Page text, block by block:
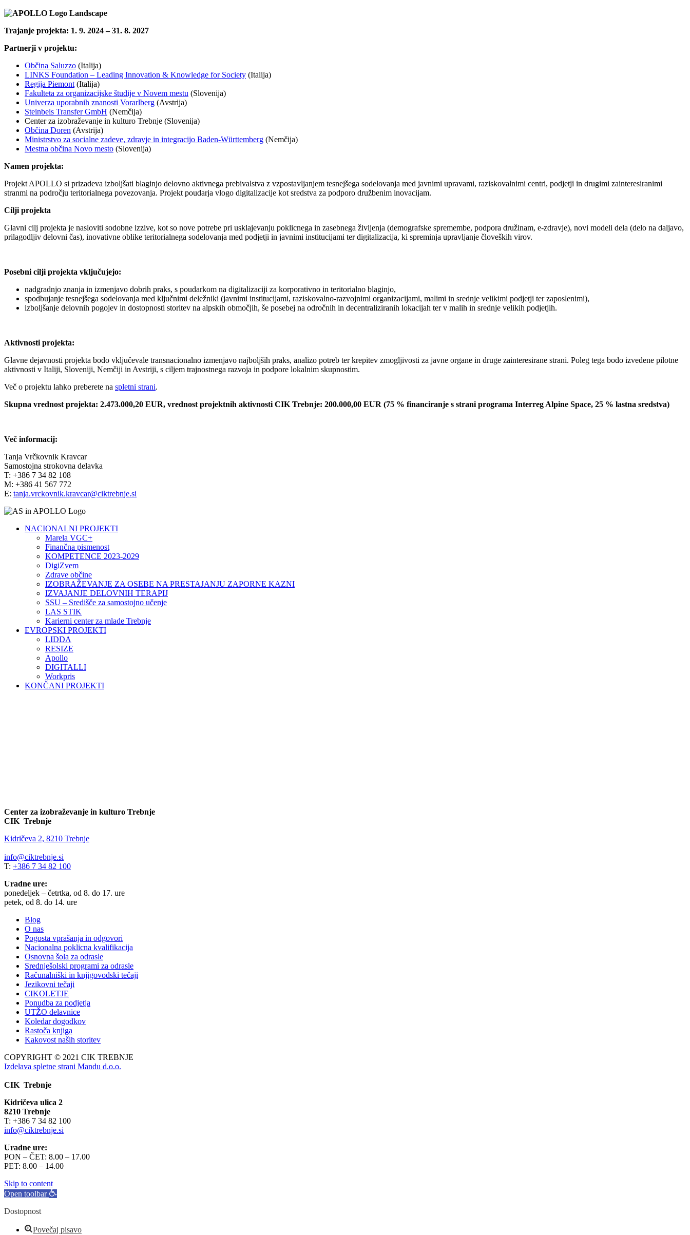
Trajanje projekta: 1. 9. 2024 – 31. 8. 2027
Partnerji v projektu:
Občina Saluzzo (Italija)
LINKS Foundation – Leading Innovation & Knowledge for Society (Italija)
Regija Piemont (Italija)
Fakulteta za organizacijske študije v Novem mestu (Slovenija)
Univerza uporabnih znanosti Vorarlberg (Avstrija)
Steinbeis Transfer GmbH (Nemčija)
Center za izobraževanje in kulturo Trebnje (Slovenija)
Občina Doren (Avstrija)
Ministrstvo za socialne zadeve, zdravje in integracijo Baden-Württemberg (Nemčija)
Mestna občina Novo mesto (Slovenija)
Namen projekta:
Projekt APOLLO si prizadeva izboljšati blaginjo delovno aktivnega prebivalstva z vzpostavljanjem tesnejšega sodelovanja med javnimi upravami, raziskovalnimi centri, podjetji in drugimi zainteresiranimi
stranmi na področju teritorialnega povezovanja. Projekt poudarja vlogo digitalizacije kot sredstva za podporo družbenim inovacijam.
Cilji projekta
Glavni cilj projekta je nasloviti sodobne izzive, kot so nove potrebe pri usklajevanju poklicnega in zasebnega življenja (demografske spremembe, podpora družinam, e-zdravje), novi modeli dela (delo na daljavo,
prilagodljiv delovni čas), inovativne oblike teritorialnega sodelovanja med podjetji in javnimi institucijami ter digitalizacija, ki spreminja upravljanje človeških virov.
Posebni cilji projekta vključujejo:
nadgradnjo znanja in izmenjavo dobrih praks, s poudarkom na digitalizaciji za korporativno in teritorialno blaginjo,
spodbujanje tesnejšega sodelovanja med ključnimi deležniki (javnimi institucijami, raziskovalno-razvojnimi organizacijami, malimi in srednje velikimi podjetji ter zaposlenimi),
izboljšanje delovnih pogojev in dostopnosti storitev na alpskih območjih, še posebej na odročnih in decentraliziranih lokacijah ter v malih in srednje velikih podjetjih.
Aktivnosti projekta:
Glavne dejavnosti projekta bodo vključevale transnacionalno izmenjavo najboljših praks, analizo potreb ter krepitev zmogljivosti za javne organe in druge zainteresirane strani. Poleg tega bodo izvedene pilotne
aktivnosti v Italiji, Sloveniji, Nemčiji in Avstriji, s ciljem trajnostnega razvoja in podpore lokalnim skupnostim.
Več o projektu lahko preberete na spletni strani.
Skupna vrednost projekta: 2.473.000,20 EUR, vrednost projektnih aktivnosti CIK Trebnje: 200.000,00 EUR (75 % financiranje s strani programa Interreg Alpine Space, 25 % lastna sredstva)
Več informacij:
Tanja Vrčkovnik Kravcar
Samostojna strokovna delavka
T: +386 7 34 82 108
M: +386 41 567 772
E: tanja.vrckovnik.kravcar@ciktrebnje.si
NACIONALNI PROJEKTI
Marela VGC+
Finančna pismenost
KOMPETENCE 2023-2029
DigiZvem
Zdrave občine
IZOBRAŽEVANJE ZA OSEBE NA PRESTAJANJU ZAPORNE KAZNI
IZVAJANJE DELOVNIH TERAPIJ
SSU – Središče za samostojno učenje
LAS STIK
Karierni center za mlade Trebnje
EVROPSKI PROJEKTI
LIDDA
RESIZE
Apollo
DIGITALLI
Workpris
KONČANI PROJEKTI
Center za izobraževanje in kulturo Trebnje
CIK Trebnje
Kidričeva 2, 8210 Trebnje
info@ciktrebnje.si
T: +386 7 34 82 100
Uradne ure:
ponedeljek – četrtka, od 8. do 17. ure
petek, od 8. do 14. ure
Blog
O nas
Pogosta vprašanja in odgovori
Nacionalna poklicna kvalifikacija
Osnovna šola za odrasle
Srednješolski programi za odrasle
Računalniški in knjigovodski tečaji
Jezikovni tečaji
CIKOLETJE
Ponudba za podjetja
UTŽO delavnice
Koledar dogodkov
Rastoča knjiga
Kakovost naših storitev
COPYRIGHT © 2021 CIK TREBNJE
Izdelava spletne strani Mandu d.o.o.
CIK Trebnje
Kidričeva ulica 2
8210 Trebnje
T: +386 7 34 82 100
info@ciktrebnje.si
Uradne ure:
PON – ČET: 8.00 – 17.00
PET: 8.00 – 14.00
Skip to content
Open toolbar
Dostopnost
Povečaj pisavo